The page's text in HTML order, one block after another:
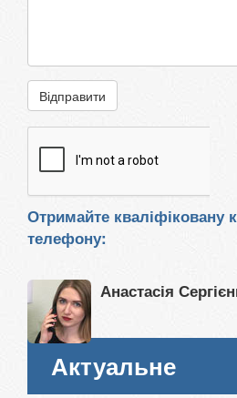
Відправити
Отримайте кваліфіковану
телефону:
Анастасія
Актуальне